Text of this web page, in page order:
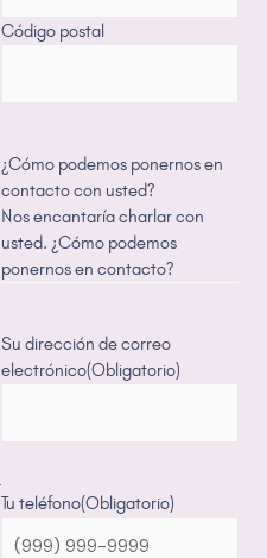
Código postal
¿Cómo podemos ponernos en
contacto con usted?
Nos encantaría charlar con
usted. ¿Cómo podemos
ponernos en contacto?
Su dirección de correo
electrónico(Obligatorio)
Tu teléfono(Obligatorio)